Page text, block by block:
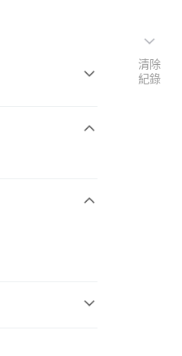
清除
紀錄